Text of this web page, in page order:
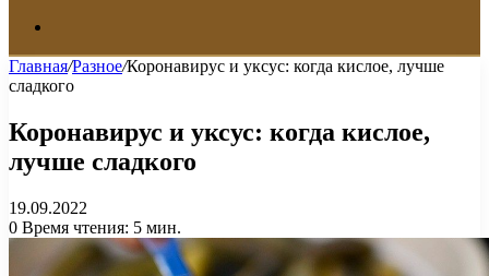
Главная/Разное/Коронавирус и уксус: когда кислое, лучше
сладкого
Коронавирус и уксус: когда кислое,
лучше сладкого
19.09.2022
0 Время чтения: 5 мин.